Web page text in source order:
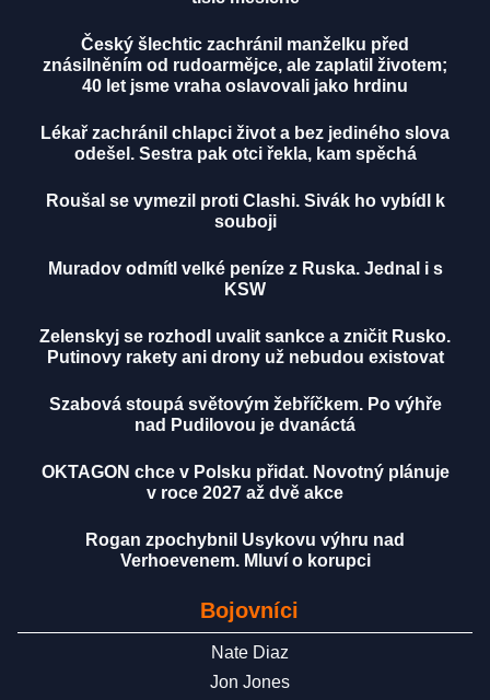
Český šlechtic zachránil manželku před
znásilněním od rudoarmějce, ale zaplatil životem;
40 let jsme vraha oslavovali jako hrdinu
Lékař zachránil chlapci život a bez jediného slova
odešel. Sestra pak otci řekla, kam spěchá
Roušal se vymezil proti Clashi. Sivák ho vybídl k
souboji
Muradov odmítl velké peníze z Ruska. Jednal i s
KSW
Zelenskyj se rozhodl uvalit sankce a zničit Rusko.
Putinovy rakety ani drony už nebudou existovat
Szabová stoupá světovým žebříčkem. Po výhře
nad Pudilovou je dvanáctá
OKTAGON chce v Polsku přidat. Novotný plánuje
v roce 2027 až dvě akce
Rogan zpochybnil Usykovu výhru nad
Verhoevenem. Mluví o korupci
Bojovníci
Nate Diaz
Jon Jones